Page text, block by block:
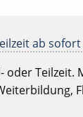
ab sofort
oder